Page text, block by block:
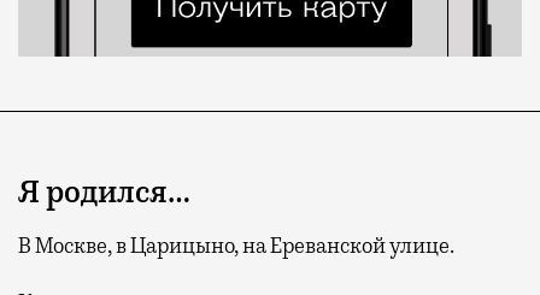
Я родился…
В Москве,в Царицыно,на Ереванской улице.